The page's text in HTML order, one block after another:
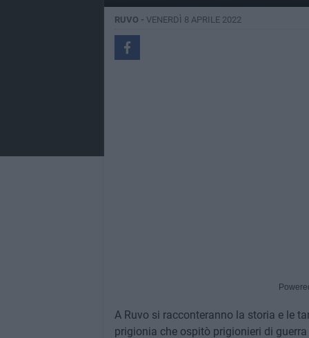
RUVO - VENERDÌ 8 APRILE 2022
A Ruvo si racconteranno la storia e le
prigionia che ospitò prigionieri di